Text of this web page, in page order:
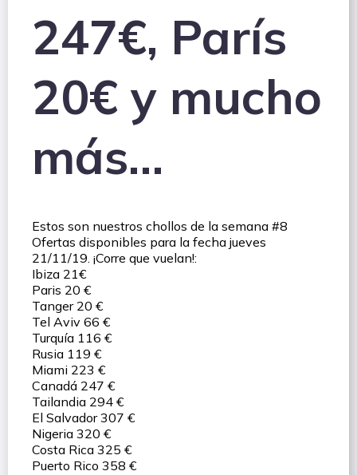
247€, París
20€ y mucho
más…
Estos son nuestros chollos de la semana #8
Ofertas disponibles para la fecha jueves
21/11/19. ¡Corre que vuelan!:
Ibiza 21€
Paris 20 €
Tanger 20 €
Tel Aviv 66 €
Turquía 116 €
Rusia 119 €
Miami 223 €
Canadá 247 €
Tailandia 294 €
El Salvador 307 €
Nigeria 320 €
Costa Rica 325 €
Puerto Rico 358 €